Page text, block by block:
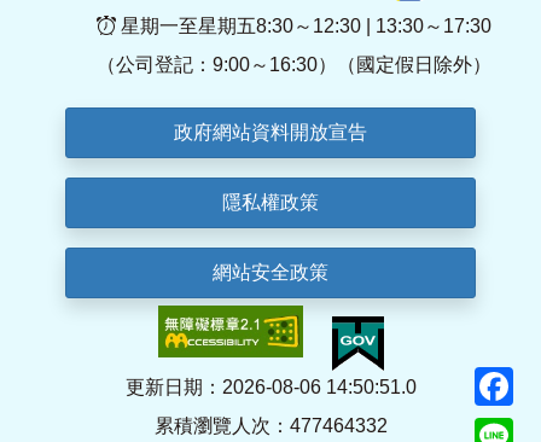
星期一至星期五8:30～12:30 | 13:30～17:30
（公司登記：9:00～16:30）（國定假日除外）
政府網站資料開放宣告
隱私權政策
網站安全政策
更新日期：2026-08-06 14:50:51.0
累積瀏覽人次：477464332